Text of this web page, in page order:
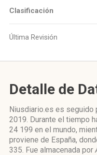
Clasificación
Última Revisión
Detalle de
Niusdiario.es es
2019. Durante el tiempo
24 199 en el mundo,
proviene de España,
335. Fue almacenada por